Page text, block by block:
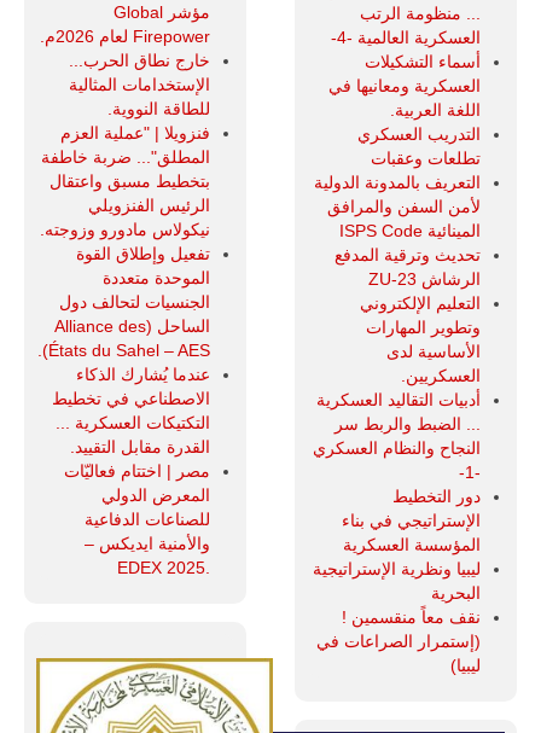
... منظومة الرتب
العسكرية العالمية -4-
أسماء التشكيلات
العسكرية ومعانيها في
اللغة العربية.
التدريب العسكري
تطلعات وعقبات
التعريف بالمدونة الدولية
لأمن السفن والمرافق
المينائية ISPS Code
تحديث وترقية المدفع
الرشاش ZU-23
التعليم الإلكتروني
وتطوير المهارات
الأساسية لدى
العسكريين.
أدبيات التقاليد العسكرية
... الضبط والربط سر
النجاح والنظام العسكري
-1-
دور التخطيط
الإستراتيجي في بناء
المؤسسة العسكرية
ليبيا ونظرية الإستراتيجية
البحرية
نقف معاً منقسمين !
(إستمرار الصراعات في
ليبيا)
مؤشر Global
Firepower لعام 2026م.
خارج نطاق الحرب...
الإستخدامات المثالية
للطاقة النووية.
فنزويلا | "عملية العزم
المطلق"... ضربة خاطفة
بتخطيط مسبق واعتقال
الرئيس الفنزويلي
نيكولاس مادورو وزوجته.
تفعيل وإطلاق القوة
الموحدة متعددة
الجنسيات لتحالف دول
الساحل (Alliance des
États du Sahel – AES).
عندما يُشارك الذكاء
الاصطناعي في تخطيط
التكتيكات العسكرية ...
القدرة مقابل التقييد.
مصر | اختتام فعاليّات
المعرض الدولي
للصناعات الدفاعية
والأمنية ايديكس ‒